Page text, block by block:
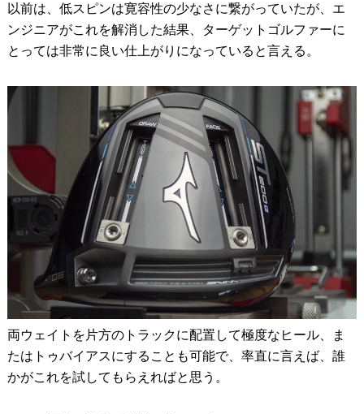
以前は、低スピンは寛容性の少なさに繋がっていたが、エ
ンジニアがこれを解消した結果、ターゲットゴルファーに
とっては非常に良い仕上がりになっていると言える。
両ウェイトを片方のトラックに配置して極度なヒール、ま
たはトゥバイアスにすることも可能で、率直に言えば、誰
かがこれを試してもらえればと思う。